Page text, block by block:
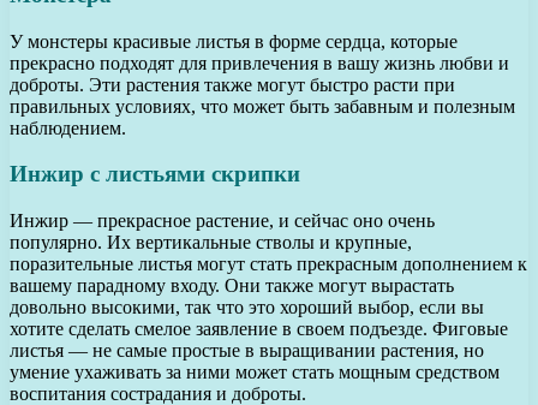
У монстеры красивые листья в форме сердца, которые
прекрасно подходят для привлечения в вашу жизнь любви и
доброты. Эти растения также могут быстро расти при
правильных условиях, что может быть забавным и полезным
наблюдением.
Инжир с листьями скрипки
Инжир — прекрасное растение, и сейчас оно очень
популярно. Их вертикальные стволы и крупные,
поразительные листья могут стать прекрасным дополнением к
вашему парадному входу. Они также могут вырастать
довольно высокими, так что это хороший выбор, если вы
хотите сделать смелое заявление в своем подъезде. Фиговые
листья — не самые простые в выращивании растения, но
умение ухаживать за ними может стать мощным средством
воспитания сострадания и доброты.